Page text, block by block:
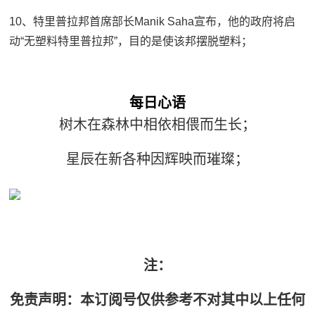
10、特里普拉邦首席部长Manik Saha宣布，他的政府将启
动“无塑料特里普拉邦”，目的是使该邦摆脱塑料；
每日心语
树木在森林中相依相偎而生长；
星辰在新各种因辉映而璀璨；
注：
免责声明：本订阅号仅供参考不对其中以上任何